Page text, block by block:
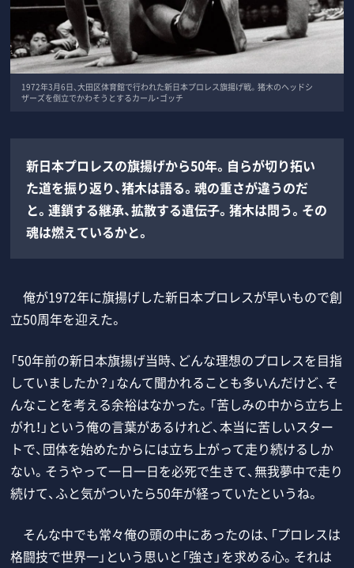
1972年3月6日、大田区体育館で行われた新日本プロレス旗揚げ戦。猪木のヘッドシ
ザーズを倒立でかわそうとするカール・ゴッチ
新日本プロレスの旗揚げから50年。自らが切り拓い
た道を振り返り、猪木は語る。魂の重さが違うのだ
と。連鎖する継承、拡散する遺伝子。猪木は問う。その
魂は燃えているかと。
俺が1972年に旗揚げした新日本プロレスが早いもので創
立50周年を迎えた。
「50年前の新日本旗揚げ当時、どんな理想のプロレスを目指
していましたか？」なんて聞かれることも多いんだけど、そ
んなことを考える余裕はなかった。「苦しみの中から立ち上
がれ！」という俺の言葉があるけれど、本当に苦しいスター
トで、団体を始めたからには立ち上がって走り続けるしか
ない。そうやって一日一日を必死で生きて、無我夢中で走り
続けて、ふと気がついたら50年が経っていたというね。
そんな中でも常々俺の頭の中にあったのは、「プロレスは
格闘技で世界一」という思いと「強さ」を求める心。それは